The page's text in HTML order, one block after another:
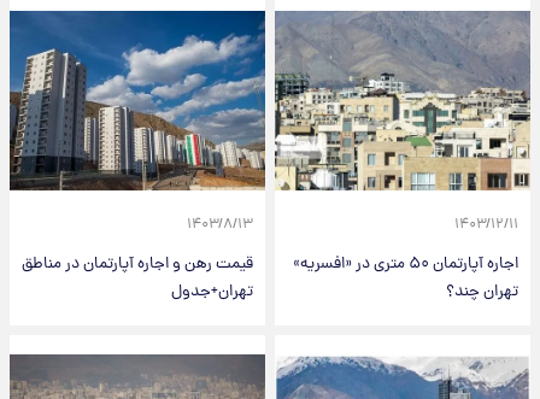
۱۴۰۳/۱۲/۱۱
اجاره آپارتمان ۵۰ متری در «افسریه»
تهران چند؟
۱۴۰۳/۸/۱۳
قیمت رهن و اجاره آپارتمان در مناطق
تهران+جدول